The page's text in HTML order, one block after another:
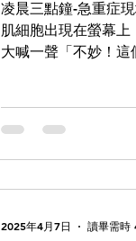
凌晨三點鐘-急重症
肌細胞出現在螢幕
大喊一聲「不妙！這
2025年4月7日 讀畢需時